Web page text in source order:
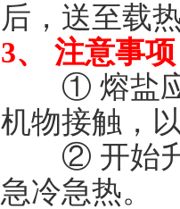
后，送至载
3、 注意事项
① 熔盐应
机物接触，
② 开始升
急冷急热。